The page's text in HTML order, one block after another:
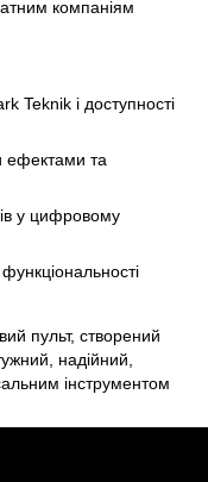
компаніям
Teknik і доступності
ефектами та
у цифровому
пульт, створений
надійний,
інструментом